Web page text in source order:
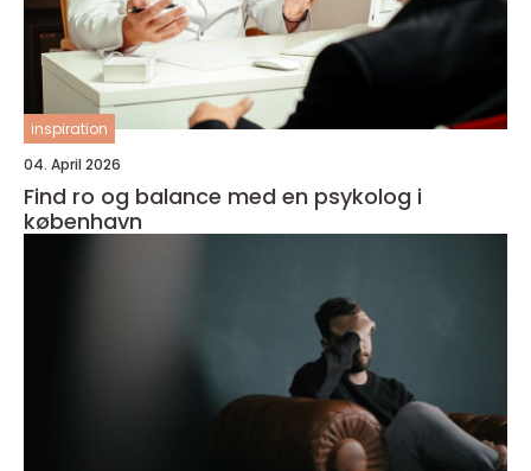
inspiration
04. April 2026
Find ro og balance med en psykolog i
københavn